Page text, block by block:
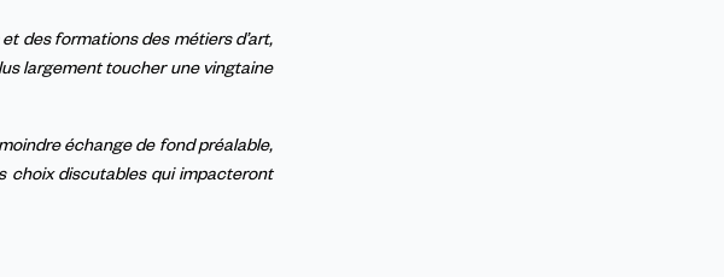
des formations des métiers d’art,
largement toucher une vingtaine
échange de fond préalable,
choix discutables qui impacteront